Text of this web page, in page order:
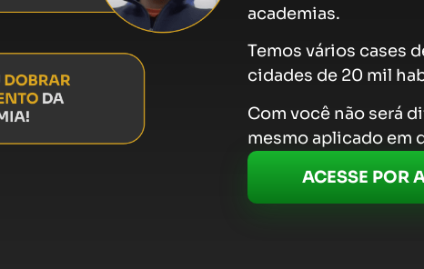
academias.
Temos vários cases
cidades de 20 mil
Com você não será
mesmo aplicado em
ACESSE POR